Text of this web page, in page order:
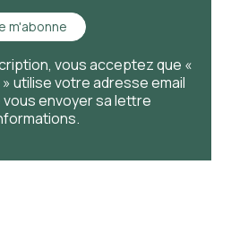
m'abonne
vous acceptez que «
utilise votre adresse email
vous envoyer sa lettre